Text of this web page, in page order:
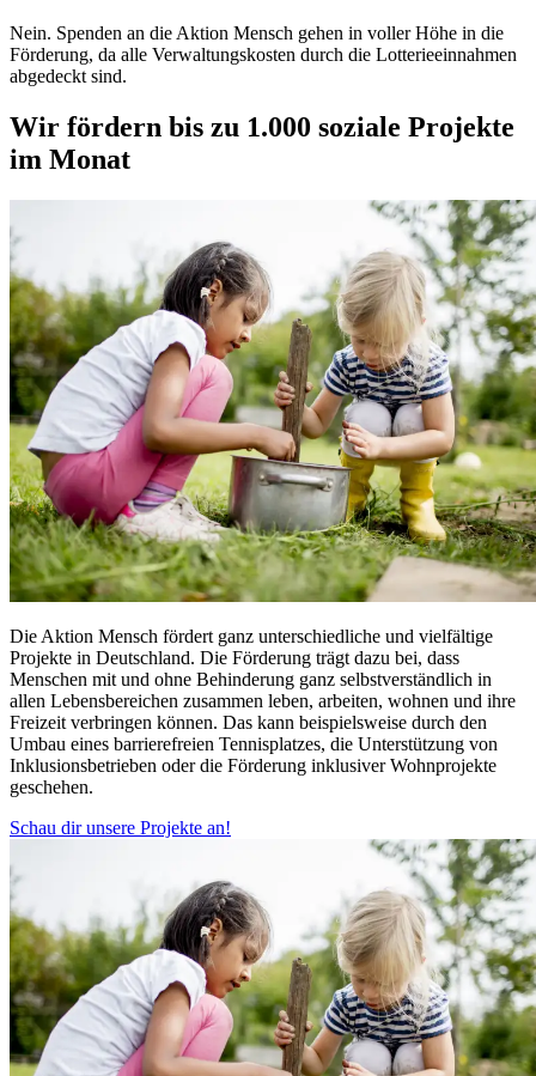
Nein. Spenden an die Aktion Mensch gehen in voller Höhe in die
Förderung, da alle Verwaltungskosten durch die Lotterieeinnahmen
abgedeckt sind.
Wir fördern bis zu 1.000 soziale Projekte
im Monat
Die Aktion Mensch fördert ganz unterschiedliche und vielfältige
Projekte in Deutschland. Die Förderung trägt dazu bei, dass
Menschen mit und ohne Behinderung ganz selbstverständlich in
allen Lebensbereichen zusammen leben, arbeiten, wohnen und ihre
Freizeit verbringen können. Das kann beispielsweise durch den
Umbau eines barrierefreien Tennisplatzes, die Unterstützung von
Inklusionsbetrieben oder die Förderung inklusiver Wohnprojekte
geschehen.
Schau dir unsere Projekte an!